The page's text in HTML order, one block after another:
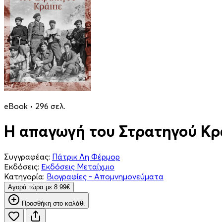
eBook • 296 σελ.
Η απαγωγή του Στρατηγού
Συγγραφέας: Πάτρικ Λη Φέρμορ
Εκδόσεις: Εκδόσεις Μεταίχμιο
Κατηγορία: Βιογραφίες - Απομνημονεύματα
Aγορά τώρα με 8.99€
Προσθήκη στο καλάθι